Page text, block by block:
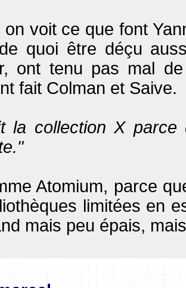
on voit ce que font
quoi être déçu
ont tenu pas mal
fait Colman et Saive.
la collection X
Atomium, parce
limitées en
mais peu épais,